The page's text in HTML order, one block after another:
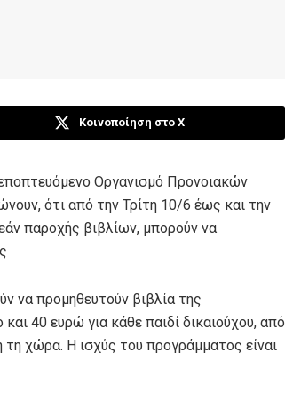
Κοινοποίηση στο X
Οργανισμό Προνοιακών
ότι από την Τρίτη 10/6 έως και την
παροχής βιβλίων, μπορούν να
να προμηθευτούν βιβλία της
40 ευρώ για κάθε παιδί δικαιούχου, από
χώρα. Η ισχύς του προγράμματος είναι